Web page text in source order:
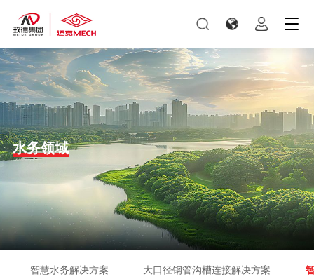
水务领域
智慧水务解决方案 大口径钢管沟槽连接解决方案